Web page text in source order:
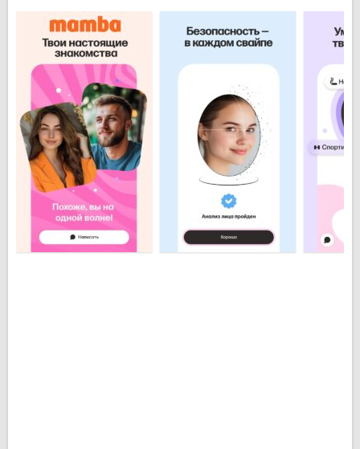
разнообразные подарки. Один подарок может
говорить больше, чем тысячи слов. Приложение
Мамба (Mamba) для Андроид скачатьможно
бесплатно и без регистрации с нашего сайта.
Основные особенности Мамба для
Android:
Никаких границ для общения – общайтесь с
людьми со всего мира;
Вы точно найдете именно те отношения, которых
вам не хватает на данный момент;